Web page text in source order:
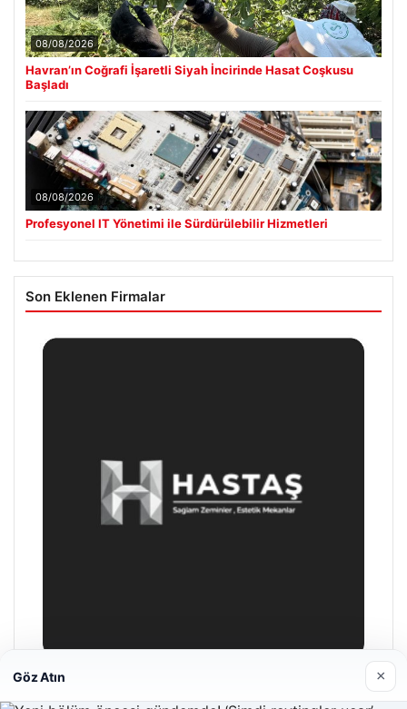
08/08/2026
Havran’ın Coğrafi İşaretli Siyah İncirinde Hasat Coşkusu
Başladı
08/08/2026
Profesyonel IT Yönetimi ile Sürdürülebilir Hizmetleri
Son Eklenen Firmalar
Göz Atın ×